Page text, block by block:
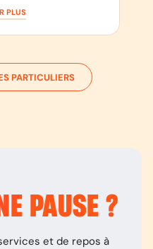
PLUS
PARTICULIERS
PAUSE ?
et de repos à